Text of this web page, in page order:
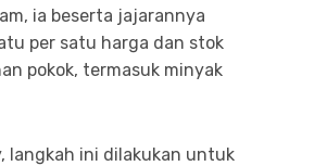
ia beserta jajarannya
per satu harga dan stok
pokok, termasuk minyak
langkah ini dilakukan untuk